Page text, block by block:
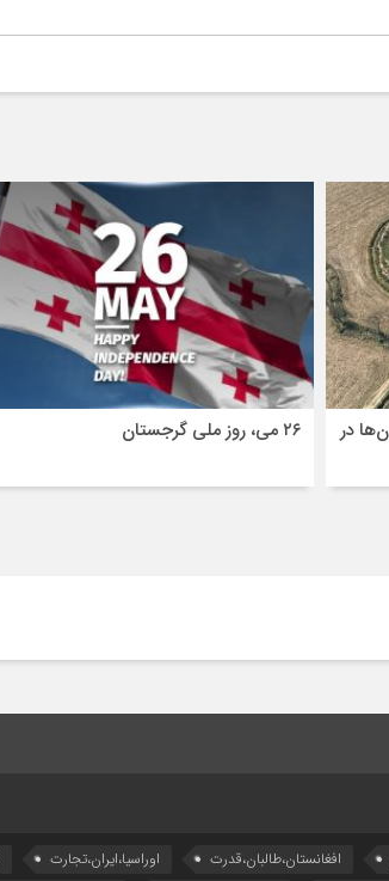
در
۲۶ می، روز ملی گرجستان
افغانستان،طالبان،قدرت اوراسیا،ایران،تجارت